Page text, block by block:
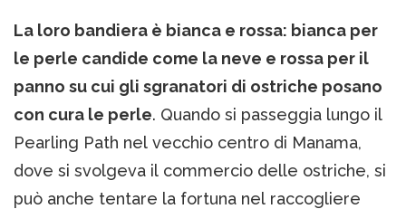
La loro bandiera è bianca e rossa: bianca per
le perle candide come la neve e rossa per il
panno su cui gli sgranatori di ostriche posano
con cura le perle. Quando si passeggia lungo il
Pearling Path nel vecchio centro di Manama,
dove si svolgeva il commercio delle ostriche, si
può anche tentare la fortuna nel raccogliere